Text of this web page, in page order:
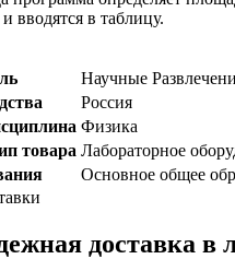
вводятся в таблицу.
Научные
Россия
Физика
товара Лабораторное
Основное общее
доставка в